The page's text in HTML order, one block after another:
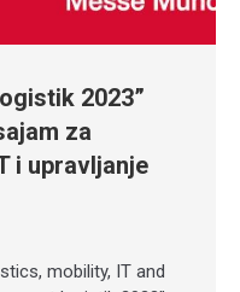
2023”
za
i upravljanje
mobility, IT and